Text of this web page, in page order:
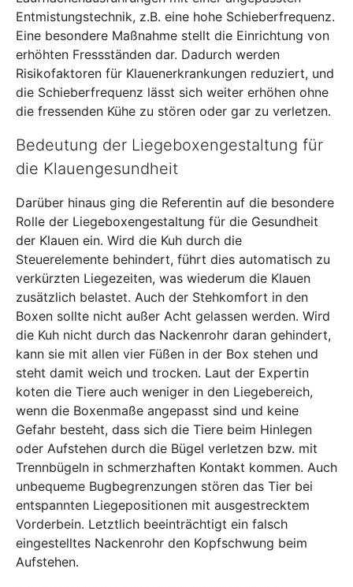
Entmistungstechnik, z.B. eine hohe Schieberfrequenz.
Eine besondere Maßnahme stellt die Einrichtung von
erhöhten Fressständen dar. Dadurch werden
Risikofaktoren für Klauenerkrankungen reduziert, und
die Schieberfrequenz lässt sich weiter erhöhen ohne
die fressenden Kühe zu stören oder gar zu verletzen.
Bedeutung der Liegeboxengestaltung für
die Klauengesundheit
Darüber hinaus ging die Referentin auf die besondere
Rolle der Liegeboxengestaltung für die Gesundheit
der Klauen ein. Wird die Kuh durch die
Steuerelemente behindert, führt dies automatisch zu
verkürzten Liegezeiten, was wiederum die Klauen
zusätzlich belastet. Auch der Stehkomfort in den
Boxen sollte nicht außer Acht gelassen werden. Wird
die Kuh nicht durch das Nackenrohr daran gehindert,
kann sie mit allen vier Füßen in der Box stehen und
steht damit weich und trocken. Laut der Expertin
koten die Tiere auch weniger in den Liegebereich,
wenn die Boxenmaße angepasst sind und keine
Gefahr besteht, dass sich die Tiere beim Hinlegen
oder Aufstehen durch die Bügel verletzen bzw. mit
Trennbügeln in schmerzhaften Kontakt kommen. Auch
unbequeme Bugbegrenzungen stören das Tier bei
entspannten Liegepositionen mit ausgestrecktem
Vorderbein. Letztlich beeinträchtigt ein falsch
eingestelltes Nackenrohr den Kopfschwung beim
Aufstehen.